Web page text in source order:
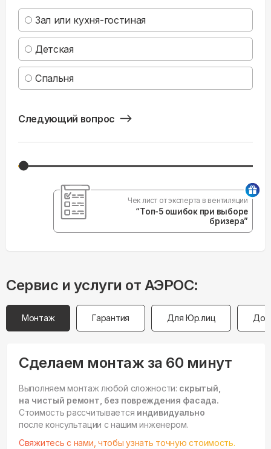
Зал или кухня-гостиная
Детская
Спальня
Следующий вопрос
Чек лист от эксперта в вентиляции
“Топ-5 ошибок при выборе
бризера”
Сервис и услуги от АЭРОС:
Монтаж Гарантия Для Юр.лиц
Сделаем монтаж за 60 минут
Выполняем монтаж любой сложности: скрытый,
на чистый ремонт, без повреждения фасада.
Стоимость рассчитывается индивидуально
после консультации с нашим инженером.
Свяжитесь с нами, чтобы узнать точную стоимость.